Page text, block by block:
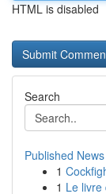
HTML is disabled
Search
Published News
1
1 Le